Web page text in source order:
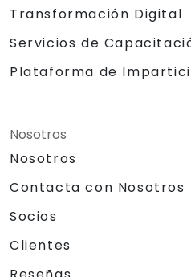
Transformación Digital
Servicios de
Plataforma de
Nosotros
Nosotros
Contacta con Nosotros
Socios
Clientes